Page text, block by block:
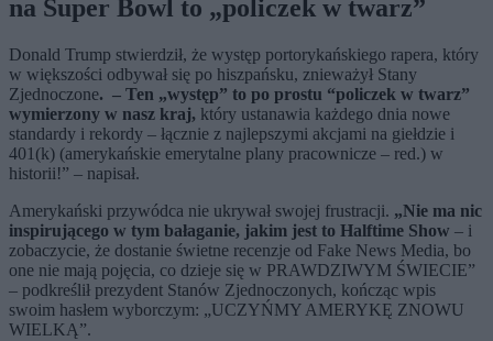
na Super Bowl to „policzek w twarz”
Donald Trump stwierdził, że występ portorykańskiego rapera, który
w większości odbywał się po hiszpańsku, znieważył Stany
Zjednoczone. – Ten „występ” to po prostu “policzek w twarz”
wymierzony w nasz kraj, który ustanawia każdego dnia nowe
standardy i rekordy – łącznie z najlepszymi akcjami na giełdzie i
401(k) (amerykańskie emerytalne plany pracownicze – red.) w
historii!” – napisał.
Amerykański przywódca nie ukrywał swojej frustracji. „Nie ma nic
inspirującego w tym bałaganie, jakim jest to Halftime Show – i
zobaczycie, że dostanie świetne recenzje od Fake News Media, bo
one nie mają pojęcia, co dzieje się w PRAWDZIWYM ŚWIECIE”
– podkreślił prezydent Stanów Zjednoczonych, kończąc wpis
swoim hasłem wyborczym: „UCZYŃMY AMERYKĘ ZNOWU
WIELKĄ”.